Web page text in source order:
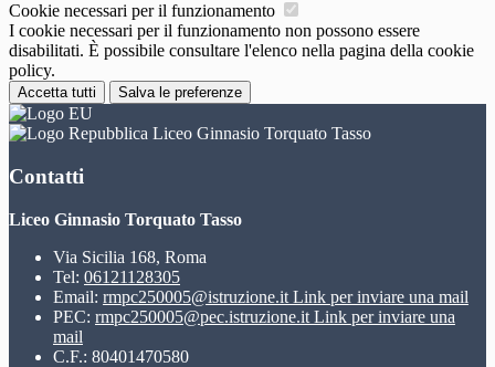
Cookie necessari per il funzionamento
I cookie necessari per il funzionamento non possono essere
disabilitati. È possibile consultare l'elenco nella pagina della cookie
policy.
Accetta tutti Salva le preferenze
Liceo Ginnasio Torquato Tasso
Contatti
Liceo Ginnasio Torquato Tasso
Via Sicilia 168, Roma
Tel: 06121128305
Email: rmpc250005@istruzione.it Link per inviare una mail
PEC: rmpc250005@pec.istruzione.it Link per inviare una
mail
C.F.: 80401470580